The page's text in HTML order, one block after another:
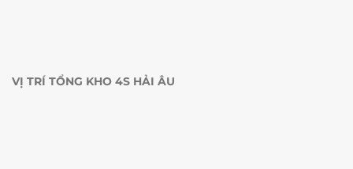
VỊ TRÍ TỔNG KHO 4S HẢI ÂU